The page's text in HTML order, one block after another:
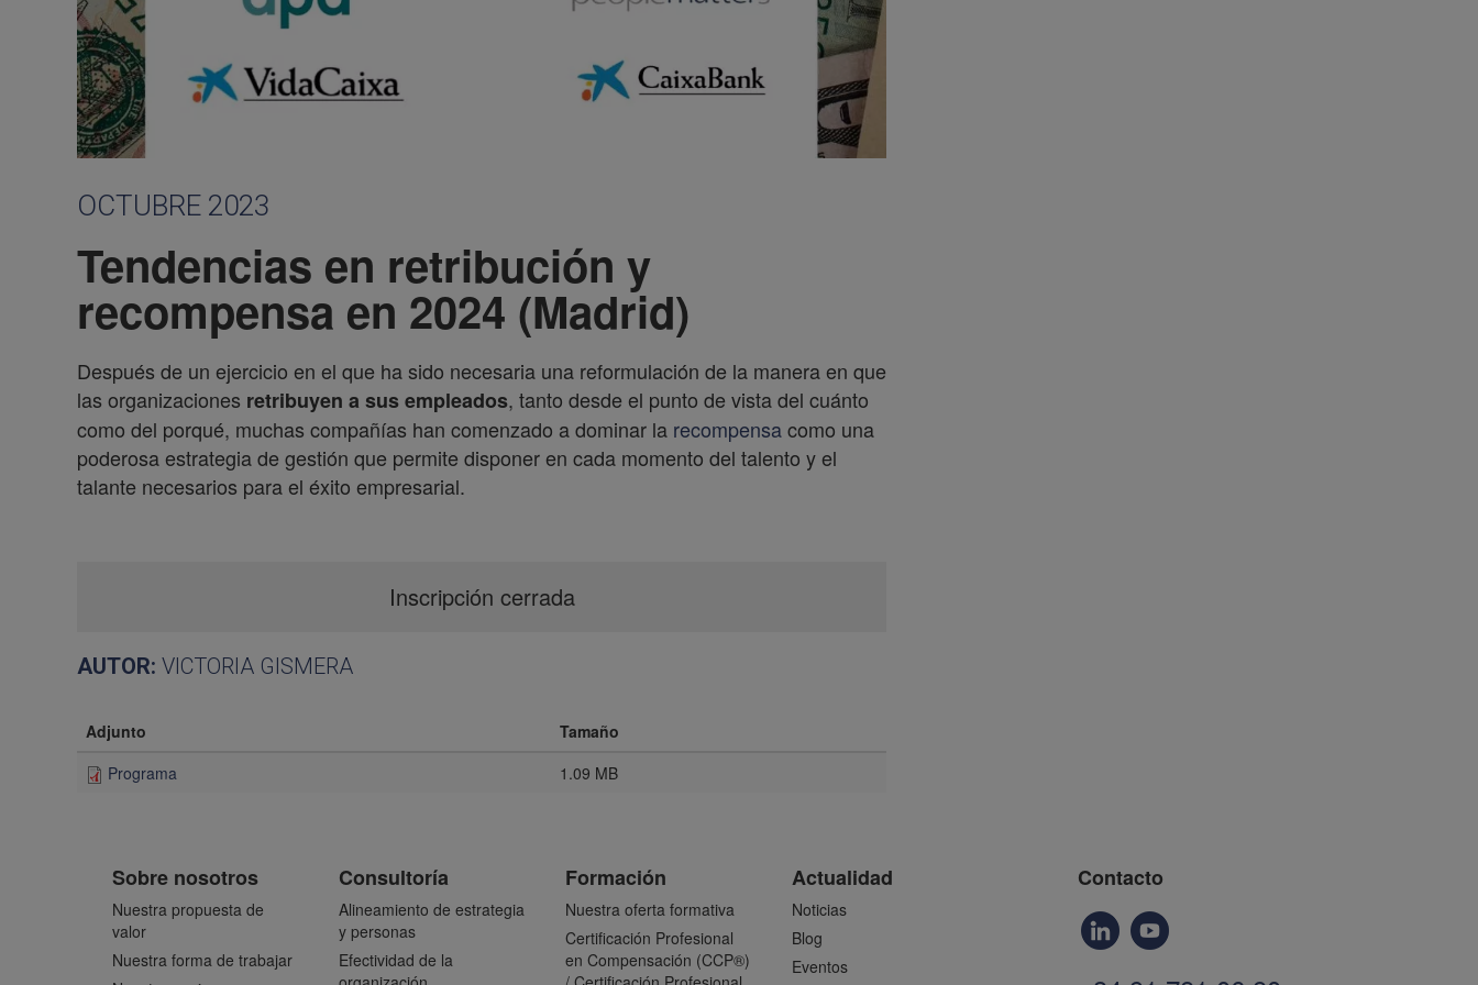
OCTUBRE 2023
Tendencias en retribución y
recompensa en 2024 (Madrid)
Después de un ejercicio en el que ha sido necesaria una reformulación de la manera en que
las organizaciones retribuyen a sus empleados, tanto desde el punto de vista del cuánto
como del porqué, muchas compañías han comenzado a dominar la recompensacomo una
poderosa estrategia de gestión que permite disponer en cada momento del talento y el
talante necesarios para el éxito empresarial.
Inscripción cerrada
AUTOR: VICTORIA GISMERA
Adjunto
Tamaño
Programa
1.09 MB
Sobre nosotros
Nuestra propuesta de
valor
Nuestra forma de trabajar
Consultoría
Alineamiento de estrategia
y personas
Efectividad de la
Formación
Nuestra oferta formativa
Certificación Profesional
en Compensación (CCP®)
Actualidad
Noticias
Blog
Eventos
Contacto